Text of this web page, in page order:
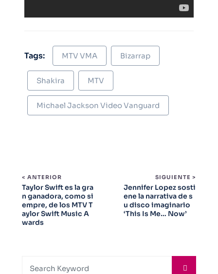
Tags: MTV VMA Bizarrap
Shakira MTV
Michael Jackson Video Vanguard
< ANTERIOR
Taylor Swift es la gra
n ganadora, como si
empre, de los MTV T
aylor Swift Music A
wards
SIGUIENTE >
Jennifer Lopez sosti
ene la narrativa de s
u disco imaginario
‘This Is Me… Now’